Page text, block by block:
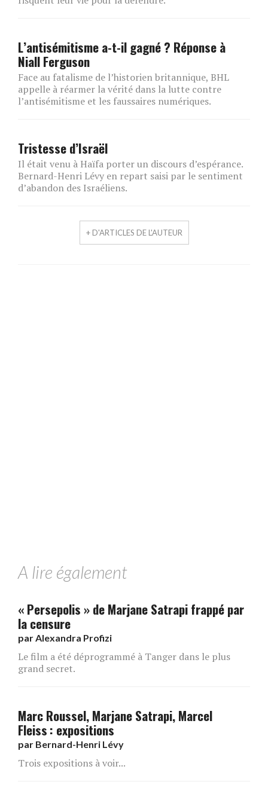
L’antisémitisme a-t-il gagné ? Réponse à
Niall Ferguson
Face au fatalisme de l’historien britannique, BHL
appelle à réarmer la vérité dans la lutte contre
l’antisémitisme et les faussaires numériques.
Tristesse d’Israël
Il était venu à Haïfa porter un discours d’espérance.
Bernard-Henri Lévy en repart saisi par le sentiment
d’abandon des Israéliens.
+ D'ARTICLES DE L'AUTEUR
A lire également
« Persepolis » de Marjane Satrapi frappé par
la censure
parAlexandra Profizi
Le film a été déprogrammé à Tanger dans le plus
grand secret.
Marc Roussel, Marjane Satrapi, Marcel
Fleiss : expositions
par Bernard-Henri Lévy
Trois expositions à voir...